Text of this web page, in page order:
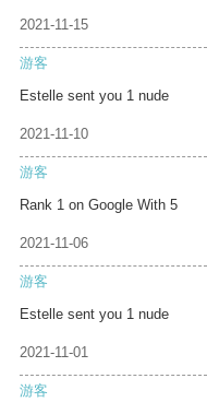
2021-11-15
游客
Estelle sent you 1 nude
2021-11-10
游客
Rank 1 on Google With 5
2021-11-06
游客
Estelle sent you 1 nude
2021-11-01
游客